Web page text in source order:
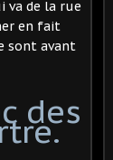
va de la rue
en fait
sont avant
des